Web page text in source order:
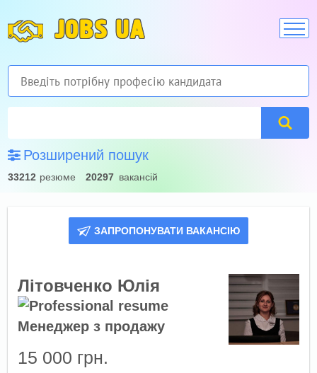
JOBS UA
Розширений пошук
33212 резюме 20297 вакансій
ЗАПРОПОНУВАТИ ВАКАНСІЮ
Літовченко Юлія
Менеджер з продажу
15 000 грн.